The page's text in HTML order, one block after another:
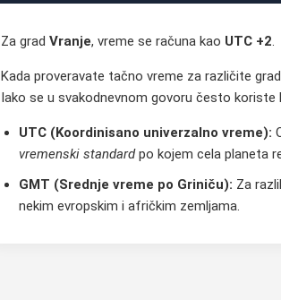
Za grad Vranje, vreme se računa kao UTC +2.
Kada proveravate tačno vreme za različite
Iako se u svakodnevnom govoru često
UTC (Koordinisano univerzalno vreme):
vremenski standardpo kojem cela planeta
GMT (Srednje vreme po Griniču): Za
nekim evropskim i afričkim zemljama.